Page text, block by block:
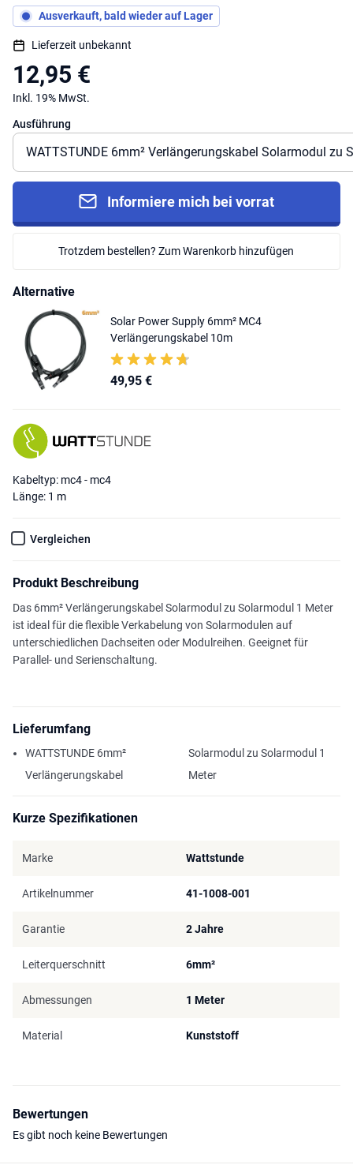
Ausverkauft, bald wieder auf Lager
Lieferzeit unbekannt
12,95 €
Inkl. 19% MwSt.
Ausführung
Informiere mich bei vorrat
Trotzdem bestellen? Zum Warenkorb hinzufügen
Alternative
Solar Power Supply 6mm² MC4
Verlängerungskabel 10m
49,95 €
Kabeltyp: mc4 - mc4
Länge: 1 m
Vergleichen
Produkt Beschreibung
Das 6mm² Verlängerungskabel Solarmodul zu Solarmodul 1 Meter
ist ideal für die flexible Verkabelung von Solarmodulen auf
unterschiedlichen Dachseiten oder Modulreihen. Geeignet für
Parallel- und Serienschaltung.
Lieferumfang
WATTSTUNDE 6mm²
Verlängerungskabel
Solarmodul zu Solarmodul 1
Meter
Kurze Spezifikationen
Marke Wattstunde
Artikelnummer 41-1008-001
Garantie 2 Jahre
Leiterquerschnitt 6mm²
Abmessungen 1 Meter
Material Kunststoff
Bewertungen
Es gibt noch keine Bewertungen